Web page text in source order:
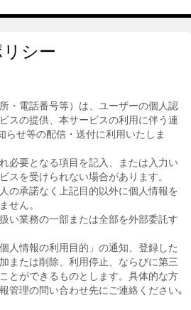
シー
・電話番号等）は、ユーザーの個人認
スの提供、本サービスの利用に伴う連
せ等の配信・送付に利用いたしま
必要となる項目を記入、または入力い
スを受けられない場合があります。
の承諾なく上記目的以外に個人情報を
せん。
い業務の一部または全部を外部委託す
人情報の利用目的」の通知、登録した
または削除、利用停止、ならびに第三
とができるものとします。具体的な方
管理の問い合わせ先にご連絡ください｡